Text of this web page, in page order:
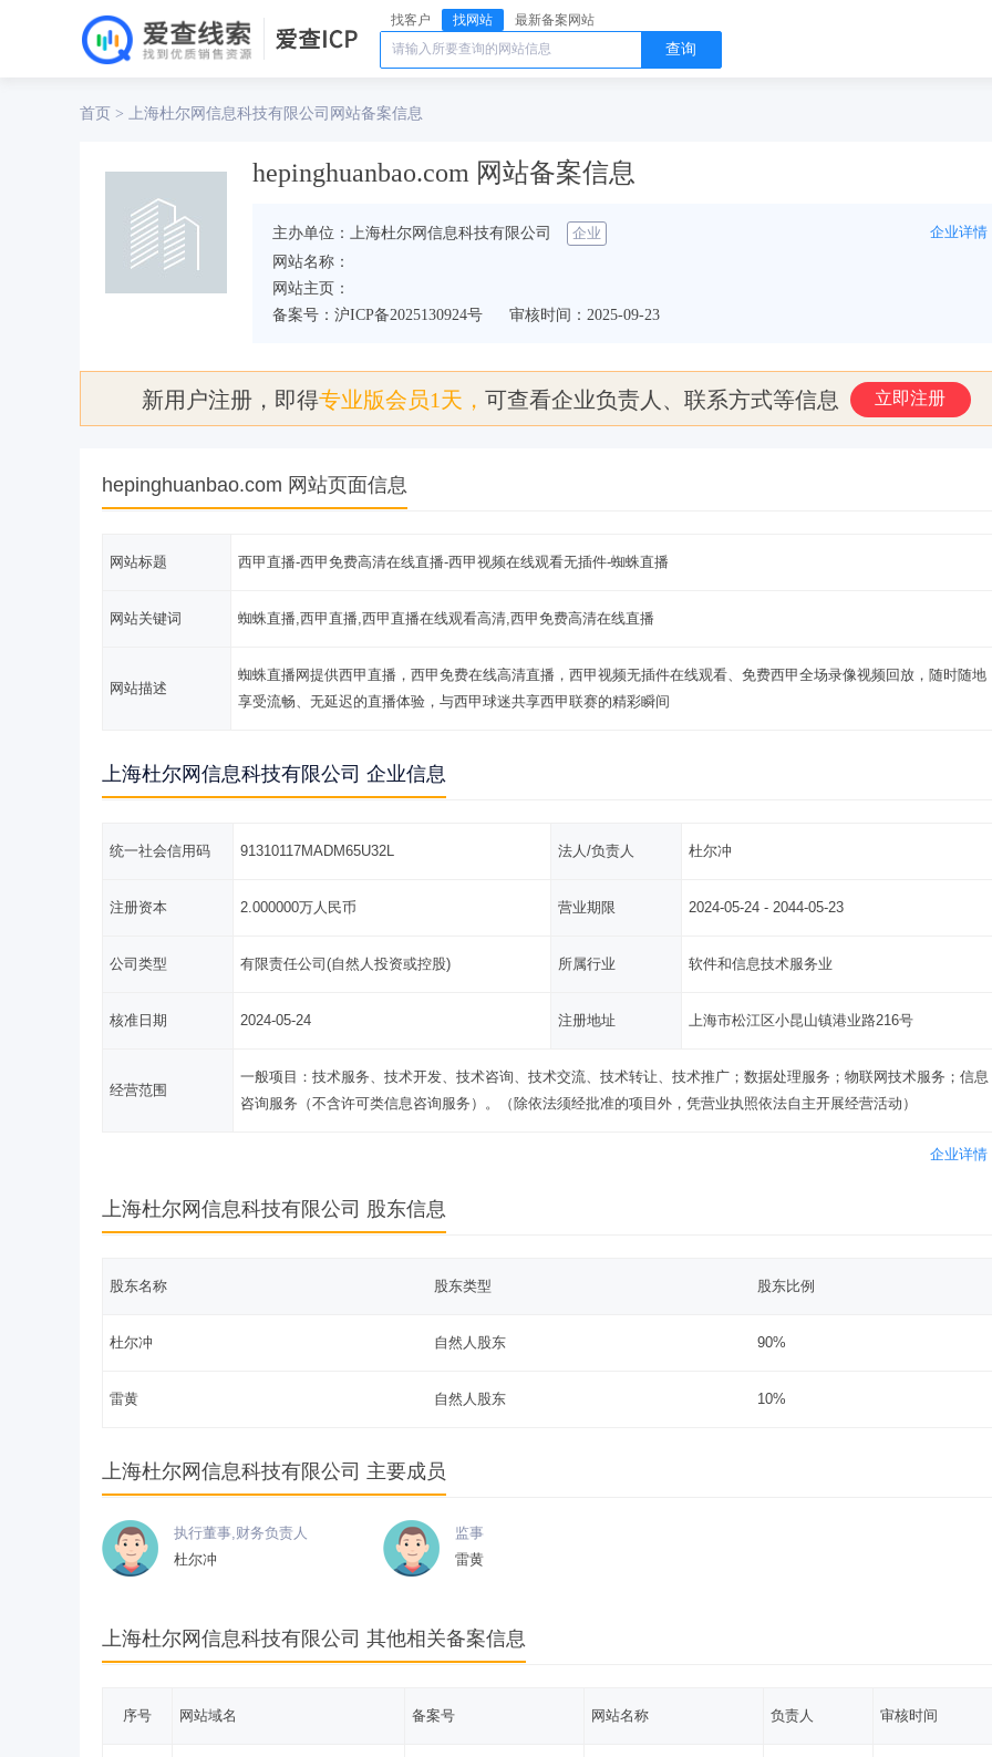
找客户 找网站 最新备案网站
查询
首页 > 上海杜尔网信息科技有限公司 网站备案信息
hepinghuanbao.com 网站备案信息
主办单位：上海杜尔网信息科技有限公司 企业
企业详情
网站名称：
网站主页：
备案号：沪ICP备2025130924号
审核时间：2025-09-23
新用户注册，即得专业版会员1天， 可查看企业负责人、联系方式等信息 立即注册
hepinghuanbao.com 网站页面信息
网站标题 西甲直播-西甲免费高清在线直播-西甲视频在线观看无插件-蜘蛛直播
网站关键词 蜘蛛直播,西甲直播,西甲直播在线观看高清,西甲免费高清在线直播
网站描述
蜘蛛直播网提供西甲直播，西甲免费在线高清直播，西甲视频无插件在线观看、免费西甲全场录像视频回放，随时随地
享受流畅、无延迟的直播体验，与西甲球迷共享西甲联赛的精彩瞬间
上海杜尔网信息科技有限公司 企业信息
统一社会信用码 91310117MADM65U32L 法人/负责人 杜尔冲
注册资本 2.000000万人民币 营业期限 2024-05-24 - 2044-05-23
公司类型 有限责任公司(自然人投资或控股) 所属行业 软件和信息技术服务业
核准日期 2024-05-24 注册地址 上海市松江区小昆山镇港业路216号
经营范围
一般项目：技术服务、技术开发、技术咨询、技术交流、技术转让、技术推广；数据处理服务；物联网技术服务；信息
咨询服务（不含许可类信息咨询服务）。（除依法须经批准的项目外，凭营业执照依法自主开展经营活动）
企业详情
上海杜尔网信息科技有限公司 股东信息
股东名称 股东类型 股东比例
杜尔冲 自然人股东 90%
雷黄 自然人股东 10%
上海杜尔网信息科技有限公司 主要成员
执行董事,财务负责人
杜尔冲
监事
雷黄
上海杜尔网信息科技有限公司 其他相关备案信息
序号 网站域名 备案号 网站名称 负责人 审核时间